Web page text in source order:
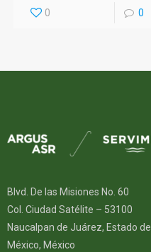
0 0
Blvd. De las Misiones No. 60
Col. Ciudad Satélite – 53100
Naucalpan de Juárez, Estado de
México, México